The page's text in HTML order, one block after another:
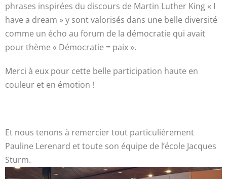
phrases inspirées du discours de Martin Luther King « I
have a dream » y sont valorisés dans une belle diversité
comme un écho au forum de la démocratie qui avait
pour thème « Démocratie = paix ».
Merci à eux pour cette belle participation haute en
couleur et en émotion !
Et nous tenons à remercier tout particulièrement
Pauline Lerenard et toute son équipe de l’école Jacques
Sturm.